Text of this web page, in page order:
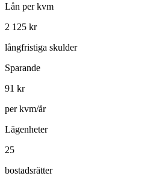
Lån per kvm
2 125 kr
långfristiga skulder
Sparande
91 kr
per kvm/år
Lägenheter
25
bostadsrätter